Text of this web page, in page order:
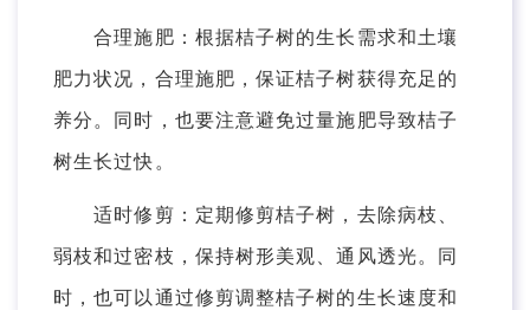
合理施肥：根据桔子树的生长需求和土壤
肥力状况，合理施肥，保证桔子树获得充足的
养分。同时，也要注意避免过量施肥导致桔子
树生长过快。
适时修剪：定期修剪桔子树，去除病枝、
弱枝和过密枝，保持树形美观、通风透光。同
时，也可以通过修剪调整桔子树的生长速度和